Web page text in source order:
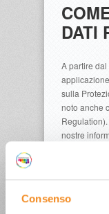
Consenso
DATI
A partire
sulla
noto anche
nostre